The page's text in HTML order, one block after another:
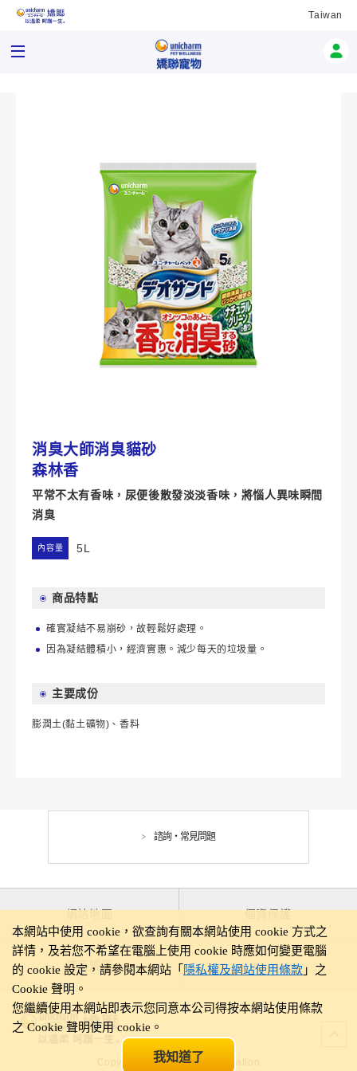
Taiwan
消臭大師消臭貓砂
森林香
平常不太有香味，尿便後散發淡淡香味，將惱人異味瞬間
消臭
內容量 5L
商品特點
確實凝結不易崩砂，故輕鬆好處理。
因為凝結體積小，經濟實惠。減少每天的垃圾量。
主要成份
膨潤土(黏土礦物)、香料
諮詢・常見問題
網站地圖 個資保護
使用規範
Copyright© Unicharm Corporation
本網站中使用 cookie，欲查詢有關本網站使用 cookie 方式之
詳情，及若您不希望在電腦上使用 cookie 時應如何變更電腦
的 cookie 設定，請參閱本網站「 隱私權及網站使用條款 」之
Cookie 聲明。
您繼續使用本網站即表示您同意本公司得按本網站使用條款
之 Cookie 聲明使用 cookie。
我知道了